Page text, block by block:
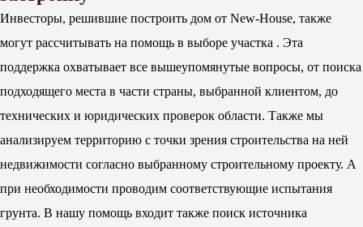
Инвесторы, решившие построить дом от New-House, также
могут рассчитывать на помощь в выборе участка . Эта
поддержка охватывает все вышеупомянутые вопросы, от поиска
подходящего места в части страны, выбранной клиентом, до
технических и юридических проверок области. Также мы
анализируем территорию с точки зрения строительства на ней
недвижимости согласно выбранному строительному проекту. А
при необходимости проводим соответствующие испытания
грунта. В нашу помощь входит также поиск источника